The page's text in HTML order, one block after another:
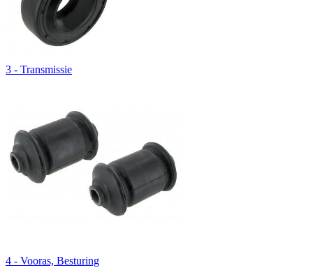
3 - Transmissie
4 - Vooras, Besturing